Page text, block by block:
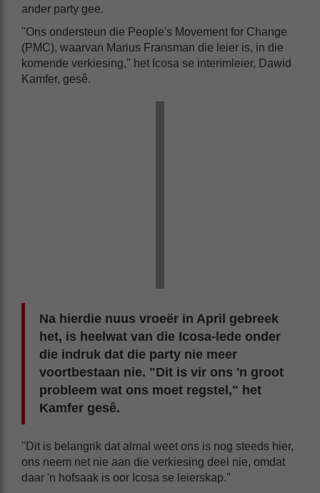
ander party gee.
"Ons ondersteun die People's Movement for Change
(PMC), waarvan Marius Fransman die leier is, in die
komende verkiesing," het Icosa se interimleier, Dawid
Kamfer, gesê.
Na hierdie nuus vroeër in April gebreek
het, is heelwat van die Icosa-lede onder
die indruk dat die party nie meer
voortbestaan nie. "Dit is vir ons 'n groot
probleem wat ons moet regstel," het
Kamfer gesê.
"Dit is belangrik dat almal weet ons is nog steeds hier,
ons neem net nie aan die verkiesing deel nie, omdat
daar 'n hofsaak is oor Icosa se leierskap."